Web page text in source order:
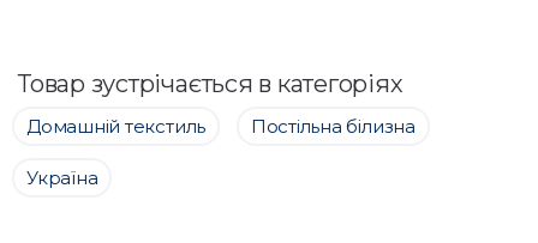
Товар зустрічається в категоріях
Домашній текстиль Постільна білизна
Україна